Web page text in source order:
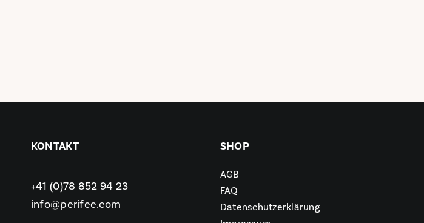
KONTAKT
+41 (0)78 852 94 23
info@perifee.com
SHOP
AGB
FAQ
Datenschutzerklärung